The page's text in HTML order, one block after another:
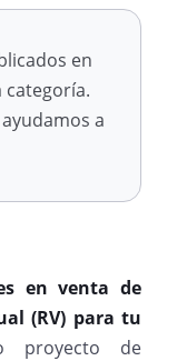
en
categoría.
a
en venta de
(RV) para tu
proyecto de